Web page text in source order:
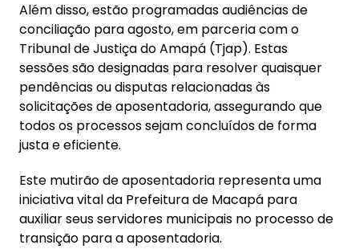
Além disso, estão programadas audiências de
conciliação para agosto, em parceria com o
Tribunal de Justiça do Amapá (Tjap). Estas
sessões são designadas para resolver quaisquer
pendências ou disputas relacionadas às
solicitações de aposentadoria, assegurando que
todos os processos sejam concluídos de forma
justa e eficiente.
Este mutirão de aposentadoria representa uma
iniciativa vital da Prefeitura de Macapá para
auxiliar seus servidores municipais no processo de
transição para a aposentadoria.